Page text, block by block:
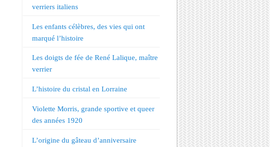
verriers italiens
Les enfants célèbres, des vies qui ont
marqué l’histoire
Les doigts de fée de René Lalique, maître
verrier
L’histoire du cristal en Lorraine
Violette Morris, grande sportive et queer
des années 1920
L’origine du gâteau d’anniversaire